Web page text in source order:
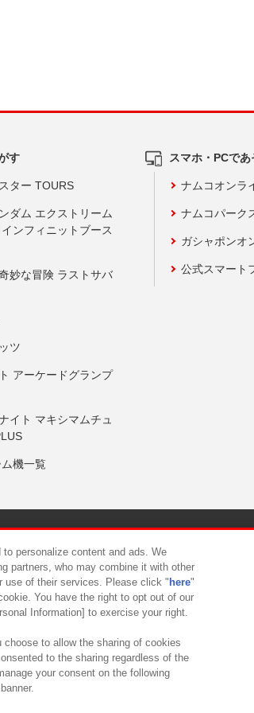
す
ター TOURS
ダム エクストリーム
ンフィニットブース
妙な冒険 ラストサバ
ツ
アーケードグランプ
イト マキシマムチュ
機一覧
スマホ・PCであ
ナムコオンラ
ナムコパーク
ガシャポンオ
公式スマート
て カスタマーハラスメント対応方針
personalize content and ads. We
partners, who may combine it with other
use of their services. Please click " here"
You have the right to opt out of our
Information] to exercise your right.
to allow the sharing of cookies
to the sharing regardless of the
your consent on the following